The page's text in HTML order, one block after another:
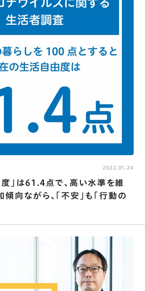
｣は61.4点で､高い水準を維
傾向ながら､｢不安｣も｢行動の
2022.01.24